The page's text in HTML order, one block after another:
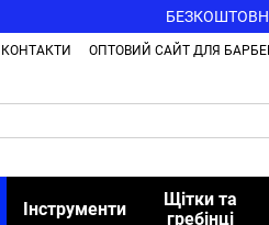
КОНТАКТИ ОПТОВИЙ САЙТ ДЛЯ
Інструменти
Щітки та
гребінці